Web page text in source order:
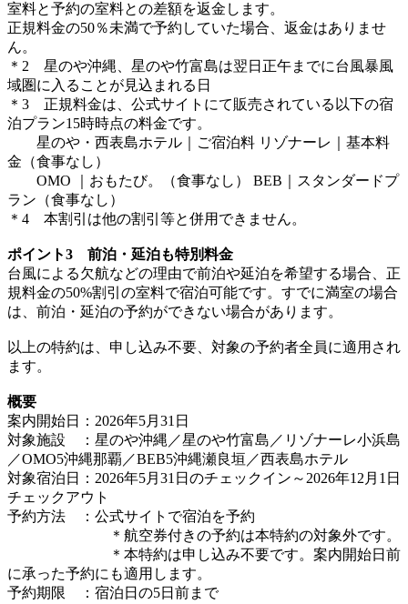
室料と予約の室料との差額を返金します。
正規料金の50％未満で予約していた場合、返金はありませ
ん。
＊2 星のや沖縄、星のや竹富島は翌日正午までに台風暴風
域圏に入ることが見込まれる日
＊3 正規料金は、公式サイトにて販売されている以下の宿
泊プラン15時時点の料金です。
星のや・西表島ホテル｜ご宿泊料 リゾナーレ｜基本料
金（食事なし）
OMO ｜おもたび。（食事なし） BEB｜スタンダードプ
ラン（食事なし）
＊4 本割引は他の割引等と併用できません。
ポイント3 前泊・延泊も特別料金
台風による欠航などの理由で前泊や延泊を希望する場合、正
規料金の50%割引の室料で宿泊可能です。すでに満室の場合
は、前泊・延泊の予約ができない場合があります。
以上の特約は、申し込み不要、対象の予約者全員に適用され
ます。
概要
案内開始日：2026年5月31日
対象施設 ：星のや沖縄／星のや竹富島／リゾナーレ小浜島
／OMO5沖縄那覇／BEB5沖縄瀬良垣／西表島ホテル
対象宿泊日：2026年5月31日のチェックイン～2026年12月1日
チェックアウト
予約方法 ：公式サイトで宿泊を予約
＊航空券付きの予約は本特約の対象外です。
＊本特約は申し込み不要です。案内開始日前
に承った予約にも適用します。
予約期限 ：宿泊日の5日前まで